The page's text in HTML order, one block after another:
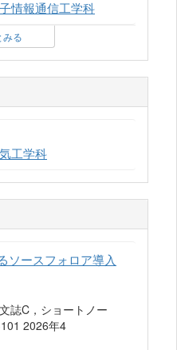
情報通信工学科
みる
工学科
ソースフォロア導入
誌C，ショートノー
2026年4